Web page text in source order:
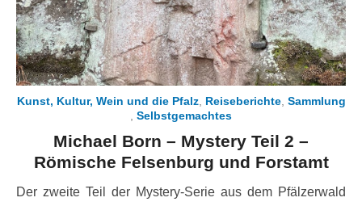
Kunst, Kultur, Wein und die Pfalz, Reiseberichte, Sammlung
Selbstgemachtes
Michael Born – Mystery Teil 2 –
Römische Felsenburg und Forstamt
Der zweite Teil der Mystery-Serie aus dem Pfälzerwald